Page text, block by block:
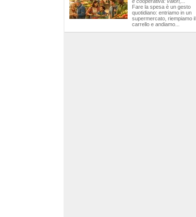
Fare la spesa è un gesto
quotidiano: entriamo in un
supermercato, riempiamo il
carrello e andiamo...